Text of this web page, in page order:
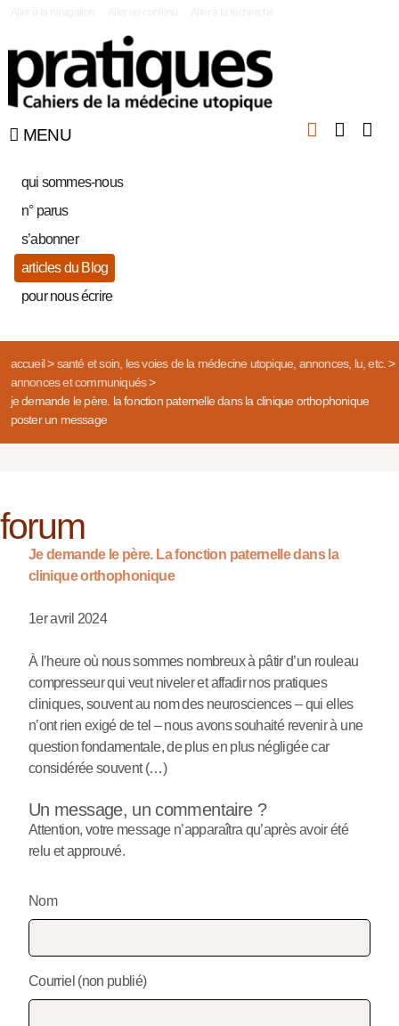
MENU
qui sommes-nous
n° parus
s’abonner
articles du Blog
pour nous écrire
accueil> santé et soin, les voies de la médecine utopique, annonces, lu, etc.>
annonces et communiqués>
je demande le père. la fonction paternelle dans la clinique orthophonique
poster un message
forum
Je demande le père. La fonction paternelle dans la
clinique orthophonique
1er avril 2024
À l’heure où nous sommes nombreux à pâtir d’un rouleau
compresseur qui veut niveler et affadir nos pratiques
cliniques, souvent au nom des neurosciences – qui elles
n’ont rien exigé de tel – nous avons souhaité revenir à une
question fondamentale, de plus en plus négligée car
considérée souvent (…)
Un message, un commentaire ?
Attention, votre message n’apparaîtra qu’après avoir été
relu et approuvé.
Nom
Courriel (non publié)